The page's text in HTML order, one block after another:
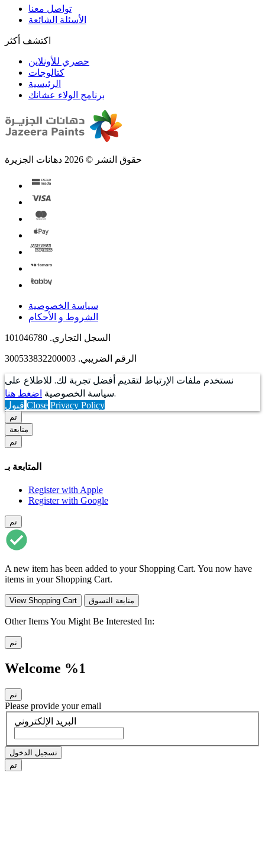
تواصل معنا
الأسئلة الشائعة
اكتشف أكثر
حصري للأونلاين
الرئيسية
برنامج الولاء عشانك
حقوق النشر © 2026 دهانات الجزيرة
سياسة الخصوصية
الشروط و الأحكام
السجل التجاري. 101046780
الرقم الضريبي. 300533832200003
نستخدم ملفات الإرتباط لتقديم أفضل تجربة لك. للاطلاع على
سياسة الخصوصية اضغط هنا .
قبول Close Privacy Policy
تم
متابعة
تم
المتابعة بـ
Register with Apple
Register with Google
تم
A new item has been added to your Shopping Cart. You now have
items in your Shopping Cart.
View Shopping Cart متابعة التسوق
Other Items You Might Be Interested In:
تم
Welcome %1
تم
Please provide your email
البريد الإلكتروني
تسجيل الدخول
تم